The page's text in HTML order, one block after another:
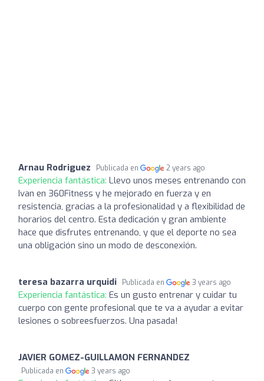
Arnau Rodriguez Publicada en 2 years ago
Experiencia fantástica: Llevo unos meses entrenando con
Ivan en 360Fitness y he mejorado en fuerza y en
resistencia, gracias a la profesionalidad y a flexibilidad de
horarios del centro. Esta dedicación y gran ambiente
hace que disfrutes entrenando, y que el deporte no sea
una obligación sino un modo de desconexión.
teresa bazarra urquidi Publicada en 3 years ago
Experiencia fantástica: Es un gusto entrenar y cuidar tu
cuerpo con gente profesional que te va a ayudar a evitar
lesiones o sobreesfuerzos. Una pasada!
JAVIER GOMEZ-GUILLAMON FERNANDEZ
Publicada en 3 years ago